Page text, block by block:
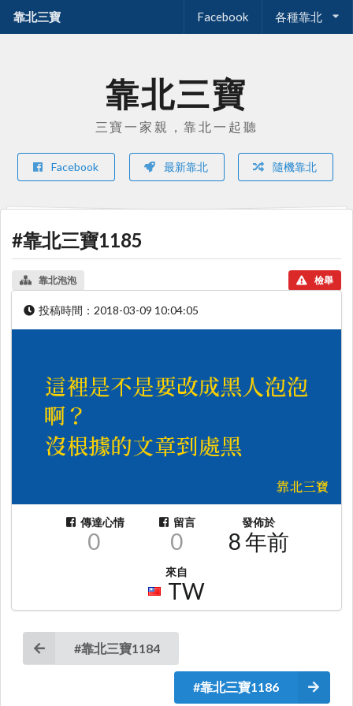
靠北三寶 Facebook 各種靠北
靠北三寶
三寶一家親，靠北一起聽
Facebook 最新靠北 隨機靠北
#靠北三寶1185
靠北泡泡 檢舉
投稿時間： 2018-03-09 10:04:05
傳達心情
0
留言
0
發佈於
8 年前
來自
TW
#靠北三寶1184
#靠北三寶1186